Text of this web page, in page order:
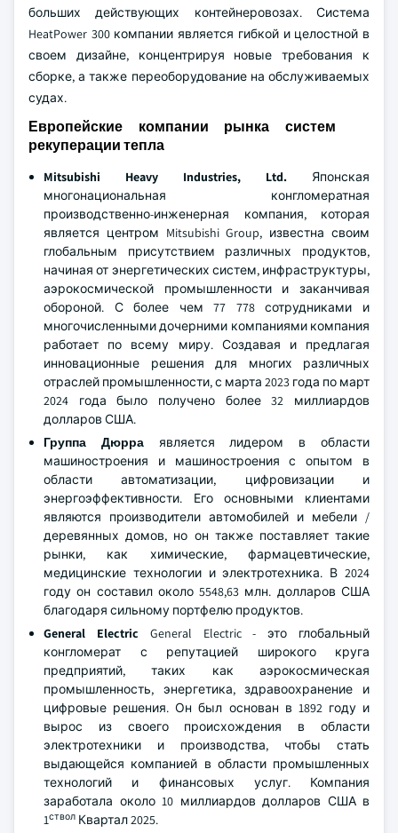
больших действующих контейнеровозах. Система
HeatPower 300 компании является гибкой и целостной в
своем дизайне, концентрируя новые требования к
сборке, а также переоборудование на обслуживаемых
судах.
Европейские компании рынка систем
рекуперации тепла
Mitsubishi Heavy Industries, Ltd. Японская
многонациональная конгломератная
производственно-инженерная компания, которая
является центром Mitsubishi Group, известна своим
глобальным присутствием различных продуктов,
начиная от энергетических систем, инфраструктуры,
аэрокосмической промышленности и заканчивая
обороной. С более чем 77 778 сотрудниками и
многочисленными дочерними компаниями компания
работает по всему миру. Создавая и предлагая
инновационные решения для многих различных
отраслей промышленности, с марта 2023 года по март
2024 года было получено более 32 миллиардов
долларов США.
Группа Дюрра является лидером в области
машиностроения и машиностроения с опытом в
области автоматизации, цифровизации и
энергоэффективности. Его основными клиентами
являются производители автомобилей и мебели /
деревянных домов, но он также поставляет такие
рынки, как химические, фармацевтические,
медицинские технологии и электротехника. В 2024
году он составил около 5548,63 млн. долларов США
благодаря сильному портфелю продуктов.
General Electric General Electric - это глобальный
конгломерат с репутацией широкого круга
предприятий, таких как аэрокосмическая
промышленность, энергетика, здравоохранение и
цифровые решения. Он был основан в 1892 году и
вырос из своего происхождения в области
электротехники и производства, чтобы стать
выдающейся компанией в области промышленных
технологий и финансовых услуг. Компания
заработала около 10 миллиардов долларов США в
1ствол Квартал 2025.